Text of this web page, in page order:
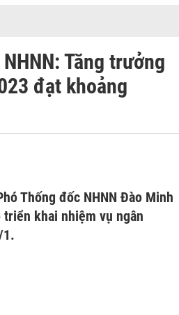
Tăng trưởng
đạt khoảng
Thống đốc NHNN Đào Minh
khai nhiệm vụ ngân
1.